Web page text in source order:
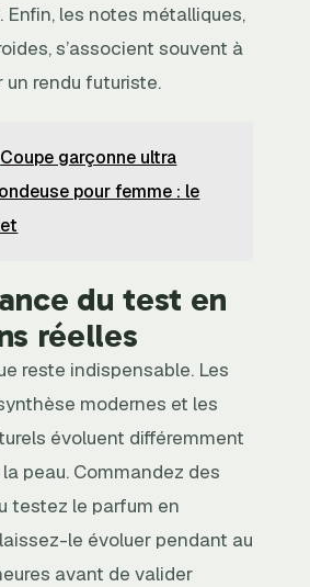
Enfin, les notes métalliques,
s’associent souvent à
un rendu futuriste.
Coupe garçonne ultra
pour femme : le
du test en
réelles
reste indispensable. Les
modernes et les
évoluent différemment
peau. Commandez des
testez le parfum en
le évoluer pendant au
avant de valider